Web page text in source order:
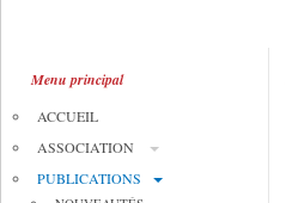
Menu principal
ACCUEIL
ASSOCIATION
PUBLICATIONS